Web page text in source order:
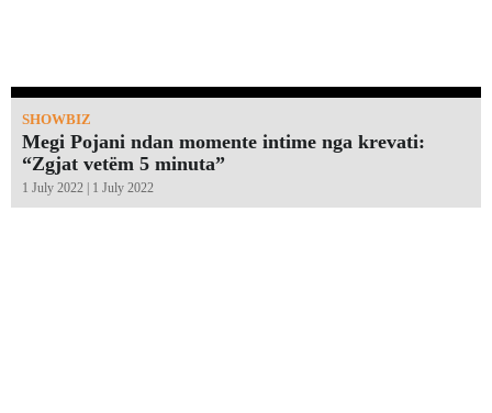
SHOWBIZ
Megi Pojani ndan momente intime nga krevati:
“Zgjat vetëm 5 minuta”￼
1 July 2022 | 1 July 2022